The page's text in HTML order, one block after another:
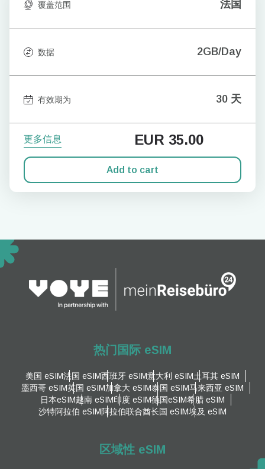
覆盖范围 法国
数据 2GB/Day
有效期为 30 天
更多信息 EUR 35.00
Add to cart
热门国际 eSIM
美国 eSIM法国 eSIM西班牙 eSIM意大利 eSIM土耳其 eSIM
墨西哥 eSIM英国 eSIM加拿大 eSIM泰国 eSIM马来西亚 eSIM
日本eSIM越南 eSIM印度 eSIM德国eSIM希腊 eSIM
沙特阿拉伯 eSIM阿拉伯联合酋长国 eSIM埃及 eSIM
区域性 eSIM